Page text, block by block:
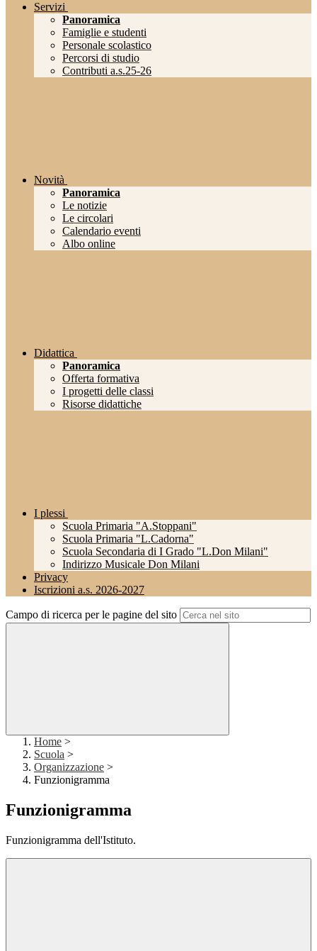
Servizi
Panoramica
Famiglie e studenti
Personale scolastico
Percorsi di studio
Contributi a.s.25-26
Novità
Panoramica
Le notizie
Le circolari
Calendario eventi
Albo online
Didattica
Panoramica
Offerta formativa
I progetti delle classi
Risorse didattiche
I plessi
Scuola Primaria "A.Stoppani"
Scuola Primaria "L.Cadorna"
Scuola Secondaria di I Grado "L.Don Milani"
Indirizzo Musicale Don Milani
Privacy
Iscrizioni a.s. 2026-2027
Campo di ricerca per le pagine del sito
Home >
Scuola >
Organizzazione >
Funzionigramma
Funzionigramma
Funzionigramma dell'Istituto.